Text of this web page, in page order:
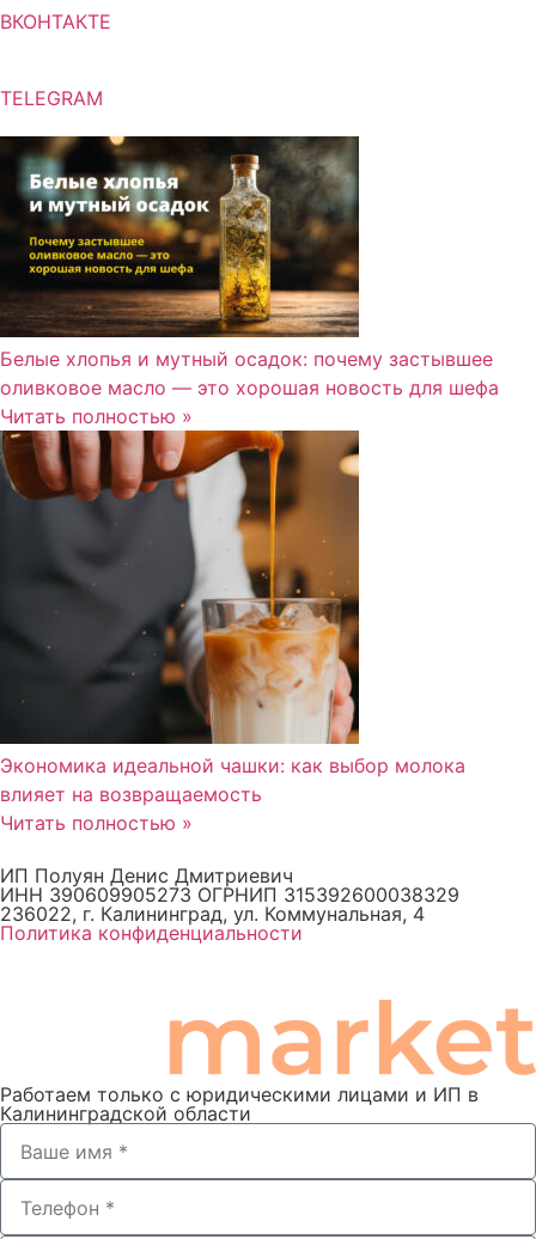
ВКОНТАКТЕ
TELEGRAM
Белые хлопья и мутный осадок: почему застывшее
оливковое масло — это хорошая новость для шефа
Читать полностью »
Экономика идеальной чашки: как выбор молока
влияет на возвращаемость
Читать полностью »
ИП Полуян Денис Дмитриевич
ИНН 390609905273 ОГРНИП 315392600038329
236022, г. Калининград, ул. Коммунальная, 4
Политика конфиденциальности
Работаем только с юридическими лицами и ИП в
Калининградской области